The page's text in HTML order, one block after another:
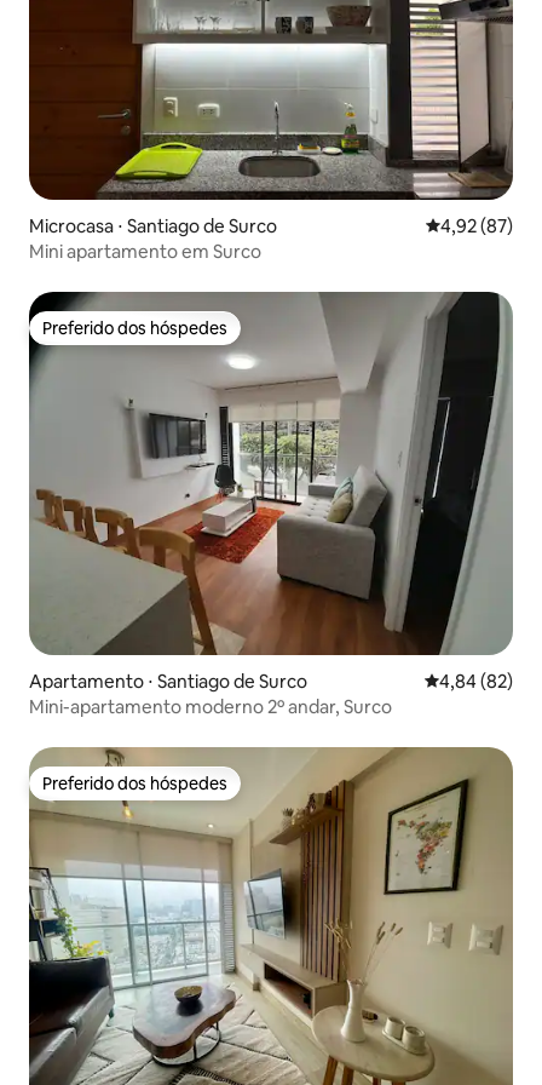
Microcasa ⋅ Santiago de Surco 4,92 de uma
4,92 (87)
Mini apartamento em Surco
Preferido dos hóspedes
Preferido dos hóspedes
Apartamento ⋅ Santiago de Surco 4,84 de uma
4,84 (82)
Mini-apartamento moderno 2º andar, Surco
Preferido dos hóspedes
Preferido dos hóspedes